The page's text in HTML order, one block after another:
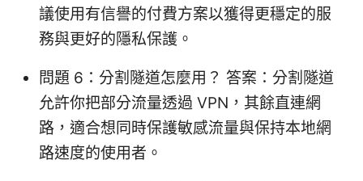
議使用有信譽的付費方案以獲得更穩定的服
務與更好的隱私保護。
問題 6：分割隧道怎麼用？ 答案：分割隧道
允許你把部分流量透過 VPN，其餘直連網
路，適合想同時保護敏感流量與保持本地網
路速度的使用者。